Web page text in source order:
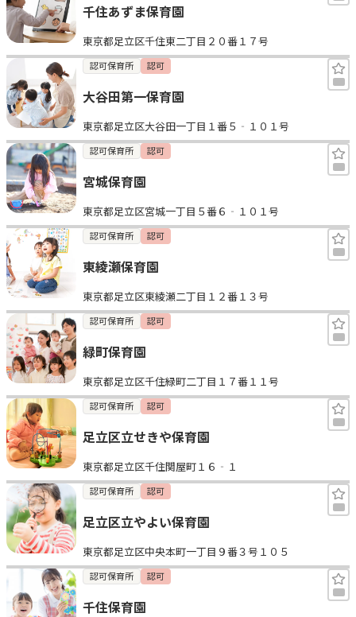
千住あずま保育園
東京都足立区千住東二丁目２０番１７号
認可保育所 認可
大谷田第一保育園
東京都足立区大谷田一丁目１番５‐１０１号
認可保育所 認可
宮城保育園
東京都足立区宮城一丁目５番６‐１０１号
認可保育所 認可
東綾瀬保育園
東京都足立区東綾瀬二丁目１２番１３号
認可保育所 認可
緑町保育園
東京都足立区千住緑町二丁目１７番１１号
認可保育所 認可
足立区立せきや保育園
東京都足立区千住関屋町１６‐１
認可保育所 認可
足立区立やよい保育園
東京都足立区中央本町一丁目９番３号１０５
認可保育所 認可
千住保育園